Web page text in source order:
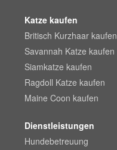
Katze kaufen
Britisch Kurzhaar kaufen
Savannah Katze kaufen
Siamkatze kaufen
Ragdoll Katze kaufen
Maine Coon kaufen
Dienstleistungen
Hundebetreuung